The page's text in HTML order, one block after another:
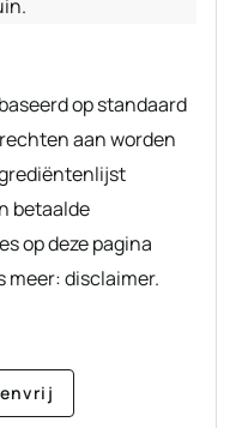
aan worden
betaalde
op deze pagina
meer: disclaimer.